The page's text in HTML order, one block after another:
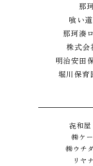
那
喰い
那珂湊
株式
明治安田
堀川保育
㐂和
㈱ケ
㈱ウチ
リヤ